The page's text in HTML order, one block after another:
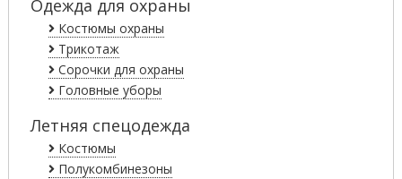
Одежда для охраны
Костюмы охраны
Трикотаж
Сорочки для охраны
Головные уборы
Летняя спецодежда
Костюмы
Полукомбинезоны